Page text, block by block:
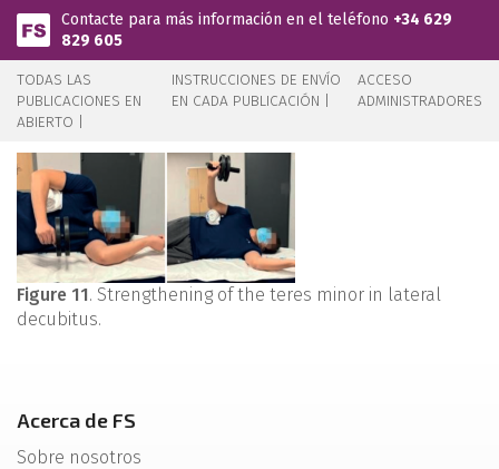
Pasar al contenido principal
Contacte para más información en el teléfono +34 629
829 605
TODAS LAS
PUBLICACIONES EN
ABIERTO |
INSTRUCCIONES DE ENVÍO
EN CADA PUBLICACIÓN |
ACCESO
ADMINISTRADORES
Figure 11. Strengthening of the teres minor in lateral
decubitus.
Acerca de FS
Sobre nosotros